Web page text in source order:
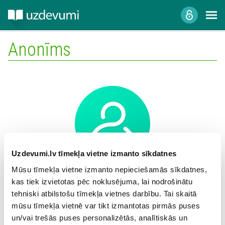
Uzdevumi.lv tīmekļa vietne izmanto sīkdatnes
Mūsu tīmekļa vietne izmanto nepieciešamās sīkdatnes,
kas tiek izvietotas pēc noklusējuma, lai nodrošinātu
tehniski atbilstošu tīmekļa vietnes darbību. Tai skaitā
mūsu tīmekļa vietnē var tikt izmantotas pirmās puses
un/vai trešās puses personalizētās, analītiskās un
Anonīms
Mācību iestāde: